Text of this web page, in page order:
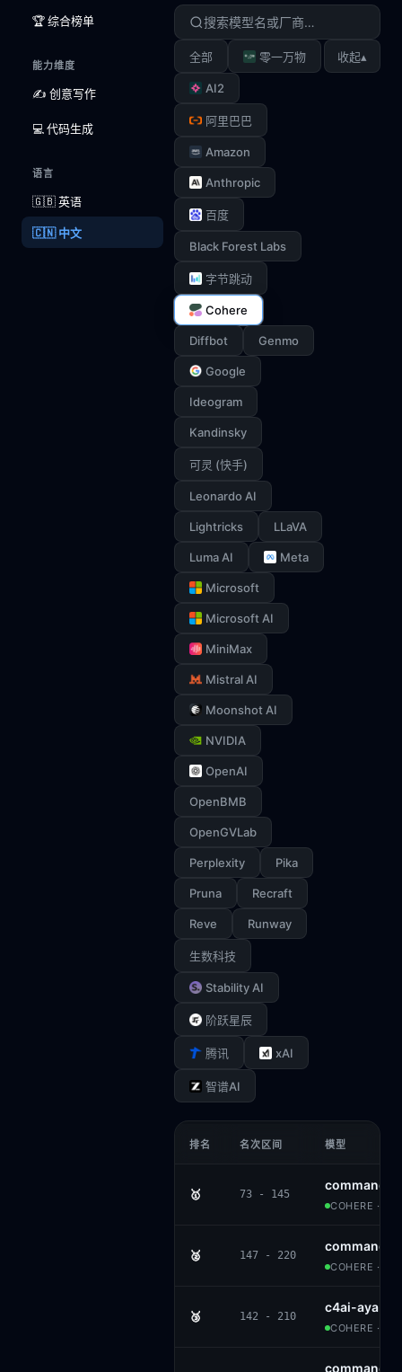
🏆 综合榜单
能力维度
✍️ 创意写作
💻 代码生成
语言
🇬🇧 英语
🇨🇳 中文
全部 零一万物
AI2
阿里巴巴
Amazon
Anthropic
百度
Black Forest Labs
字节跳动
Cohere
Diffbot Genmo
Google
Ideogram
Kandinsky
可灵 (快手)
Leonardo AI
Lightricks LLaVA
Luma AI Meta
Microsoft
Microsoft AI
MiniMax
Mistral AI
Moonshot AI
NVIDIA
OpenAI
OpenBMB
OpenGVLab
Perplexity Pika
Pruna Recraft
Reve Runway
生数科技
Stability AI
阶跃星辰
腾讯 xAI
智谱AI
收起▴
排名 名次区间 模型
🥇 73 - 145
command-
COHERE ·
🥈 147 - 220
command-
COHERE ·
🥉 142 - 210
c4ai-aya-
COHERE ·
command-